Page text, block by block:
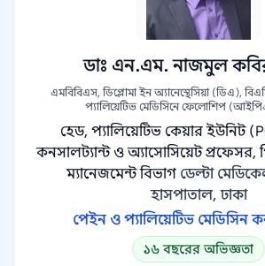
ডাঃ এন.এম. নাজমুল
এমবিবিএস, ডিপ্লোমা ইন অ্যানেস্থেসিয়া (ডিএ),
প্যালিয়েটিভ মেডিসিনে ফেলোশিপ
হেড, প্যালিয়েটিভ কেয়ার ইউনিট
কনসালট্যান্ট ও অ্যাসোসিয়েট
ম্যানেজমেন্ট বিভাগ ডেল্টা
হাসপাতাল, ঢাকা
পেইন ও প্যালিয়েটিভ মেডিসিন
১৬ বছরের অভিজ্ঞতা